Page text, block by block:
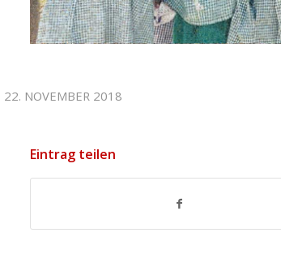
22. NOVEMBER 2018
Eintrag teilen